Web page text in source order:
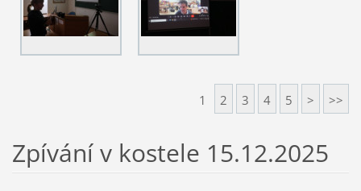
1 2 3 4 5 > >>
Zpívání v kostele 15.12.2025